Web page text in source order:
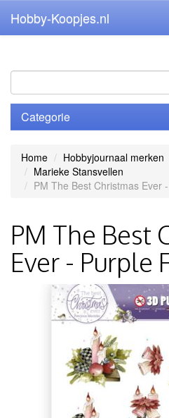
Hobby-Koopjes.nl
Categorie
Home Hobbyjournaal merken
Marieke Stansvellen
PM The Best Christmas Ever
PM The Best
Ever - Purple